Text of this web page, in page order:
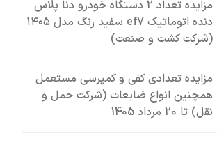
مزایده تعداد 2 دستگاه خودرو دنا پلاس
دنده اتوماتیک ef7 سفید رنگ مدل ۱۴۰۵
(شرکت کشت و صنعت)
مزایده تعدادی کفی و کمپرسی مستعمل
همچنین انواع ضایعات (شرکت حمل و
نقل) تا 20 مرداد 1405